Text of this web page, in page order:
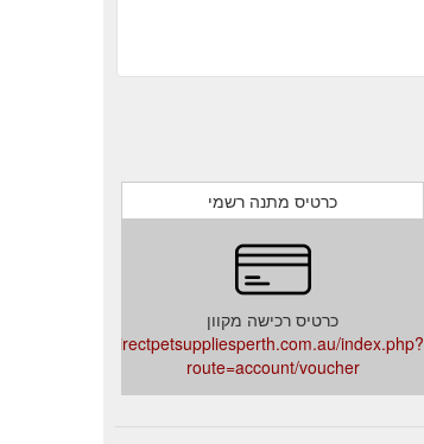
כרטיס מתנה רשמי
כרטיס רכישה מקוון
directpetsuppliesperth.com.au/index.php?
route=account/voucher